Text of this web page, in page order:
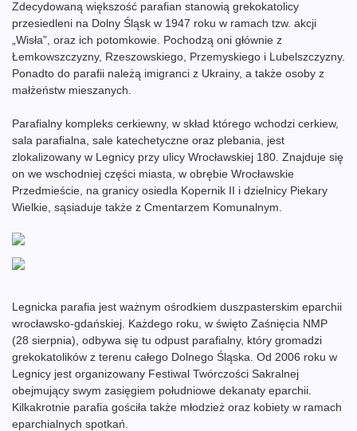
Zdecydowaną większość parafian stanowią grekokatolicy
przesiedleni na Dolny Śląsk w 1947 roku w ramach tzw. akcji
„Wisła”, oraz ich potomkowie. Pochodzą oni głównie z
Łemkowszczyzny, Rzeszowskiego, Przemyskiego i Lubelszczyzny.
Ponadto do parafii należą imigranci z Ukrainy, a także osoby z
małżeństw mieszanych.
Parafialny kompleks cerkiewny, w skład którego wchodzi cerkiew,
sala parafialna, sale katechetyczne oraz plebania, jest
zlokalizowany w Legnicy przy ulicy Wrocławskiej 180. Znajduje się
on we wschodniej części miasta, w obrębie Wrocławskie
Przedmieście, na granicy osiedla Kopernik II i dzielnicy Piekary
Wielkie, sąsiaduje także z Cmentarzem Komunalnym.
Legnicka parafia jest ważnym ośrodkiem duszpasterskim eparchii
wrocławsko-gdańskiej. Każdego roku, w święto Zaśnięcia NMP
(28 sierpnia), odbywa się tu odpust parafialny, który gromadzi
grekokatolików z terenu całego Dolnego Śląska. Od 2006 roku w
Legnicy jest organizowany Festiwal Twórczości Sakralnej
obejmujący swym zasięgiem południowe dekanaty eparchii.
Kilkakrotnie parafia gościła także młodzież oraz kobiety w ramach
eparchialnych spotkań.